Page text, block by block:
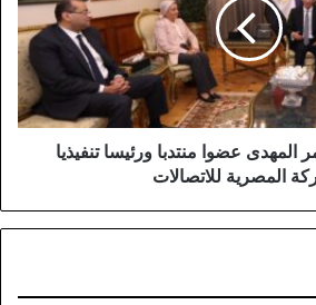
المهدى عضوا منتدبا ورئيسا تنفيذيا
المصرية للاتصالات